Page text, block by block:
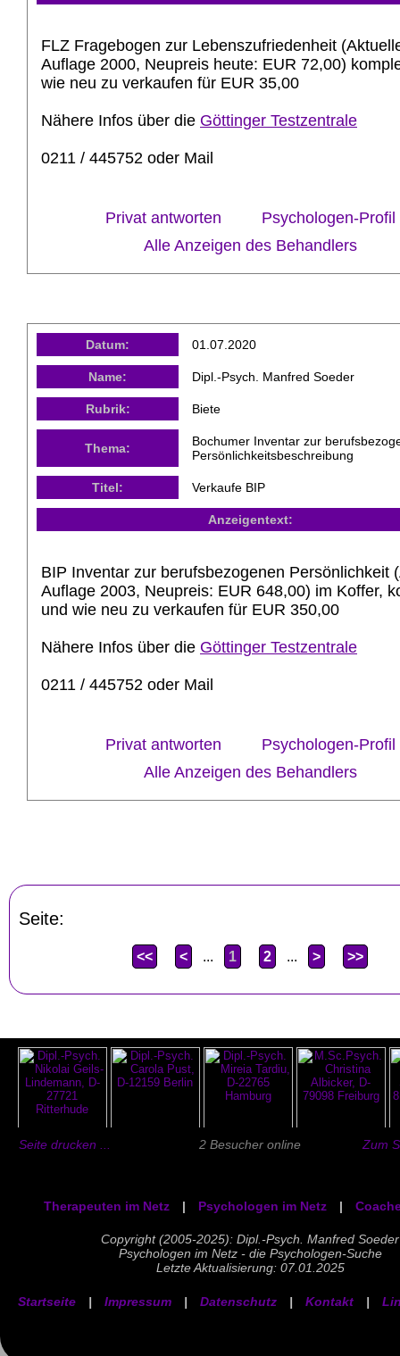
FLZ Fragebogen zur Lebenszufriedenheit
Auflage 2000, Neupreis heute: EUR 72,00)
wie neu zu verkaufen für EUR 35,00
Nähere Infos über die Göttinger Testzentrale
0211 / 445752 oder Mail
Privat antworten
Psychologen-Profil
Alle Anzeigen des Behandlers
Datum: 01.07.2020
Name: Dipl.-Psych. Manfred Soeder
Rubrik: Biete
Thema:
Bochumer Inventar zur
Persönlichkeitsbeschreibung
Titel: Verkaufe BIP
Anzeigentext:
BIP Inventar zur berufsbezogenen Persönlichkeit
Auflage 2003, Neupreis: EUR 648,00) im Koffer,
und wie neu zu verkaufen für EUR 350,00
Nähere Infos über die Göttinger Testzentrale
0211 / 445752 oder Mail
Privat antworten
Psychologen-Profil
Alle Anzeigen des Behandlers
Seite:
<< < ... 1 2 ... > >>
Seite drucken ... 2 Besucher online Zum
Therapeuten im Netz | Psychologen im Netz |
Copyright (2005-2025): Dipl.-Psych. Manfred Soeder
Psychologen im Netz - die Psychologen-Suche
Letzte Aktualisierung: 07.01.2025
Startseite | Impressum | Datenschutz | Kontakt |